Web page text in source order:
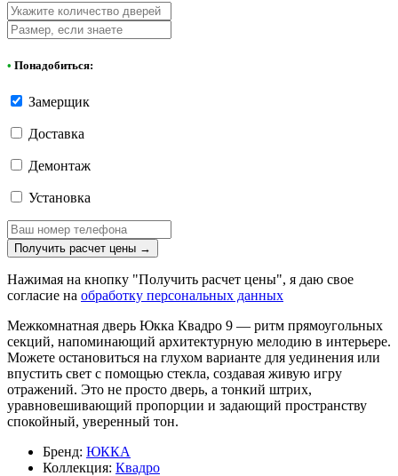
• Понадобиться:
Замерщик
Доставка
Демонтаж
Установка
Получить расчет цены →
Нажимая на кнопку "Получить расчет цены", я даю свое
согласие на обработку персональных данных
Межкомнатная дверь Юкка Квадро 9 — ритм прямоугольных
секций, напоминающий архитектурную мелодию в интерьере.
Можете остановиться на глухом варианте для уединения или
впустить свет с помощью стекла, создавая живую игру
отражений. Это не просто дверь, а тонкий штрих,
уравновешивающий пропорции и задающий пространству
спокойный, уверенный тон.
Бренд: ЮККА
Коллекция: Квадро